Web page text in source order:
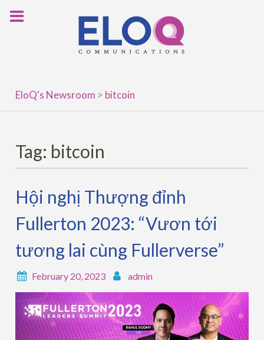
EloQ's Newsroom > bitcoin
Tag: bitcoin
Hội nghị Thượng đỉnh
Fullerton 2023: “Vươn tới
tương lai cùng Fullerverse”
February 20, 2023 admin